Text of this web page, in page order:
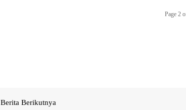
Page 2
Berita Berikutnya